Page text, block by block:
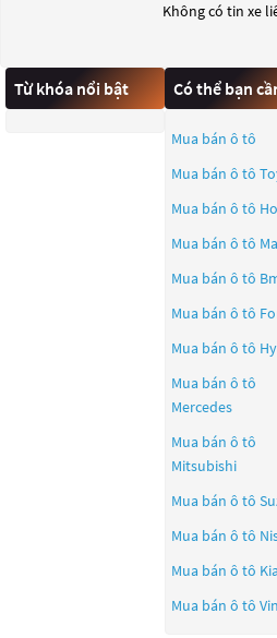
Không có tin xe
Từ khóa nổi bật Có thể bạn
Mua bán ô tô
Mua bán ô tô
Mua bán ô tô
Mua bán ô tô
Mua bán ô tô
Mua bán ô tô
Mua bán ô tô
Mua bán ô tô
Mercedes
Mua bán ô tô
Mitsubishi
Mua bán ô tô
Mua bán ô tô
Mua bán ô tô Kia
Mua bán ô tô